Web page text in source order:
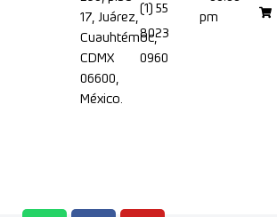
17, Juárez,
Cuauhtémoc,
CDMX
06600,
México.
(1) 55
8023
0960
pm